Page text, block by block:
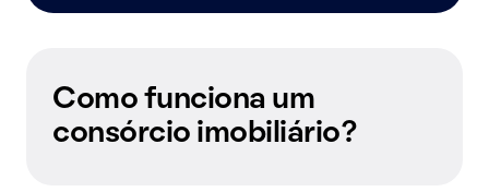
Como funciona um
consórcio imobiliário?